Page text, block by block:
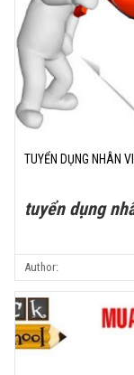
TUYỂN DỤNG NHÂN
tuyển dụng
Author: